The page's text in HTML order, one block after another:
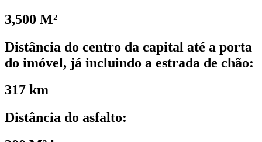
3,500 M²
Distância do centro da capital até a porta
do imóvel, já incluindo a estrada de chão:
317 km
Distância do asfalto: